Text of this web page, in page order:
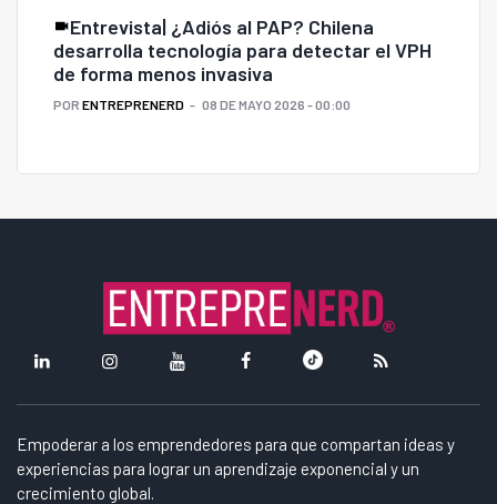
Entrevista| ¿Adiós al PAP? Chilena
desarrolla tecnología para detectar el VPH
de forma menos invasiva
POR ENTREPRENERD 08 DE MAYO 2026 - 00:00
Empoderar a los emprendedores para que compartan ideas y
experiencias para lograr un aprendizaje exponencial y un
crecimiento global.